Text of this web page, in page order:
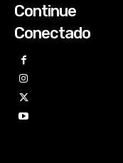
Continue
Conectado